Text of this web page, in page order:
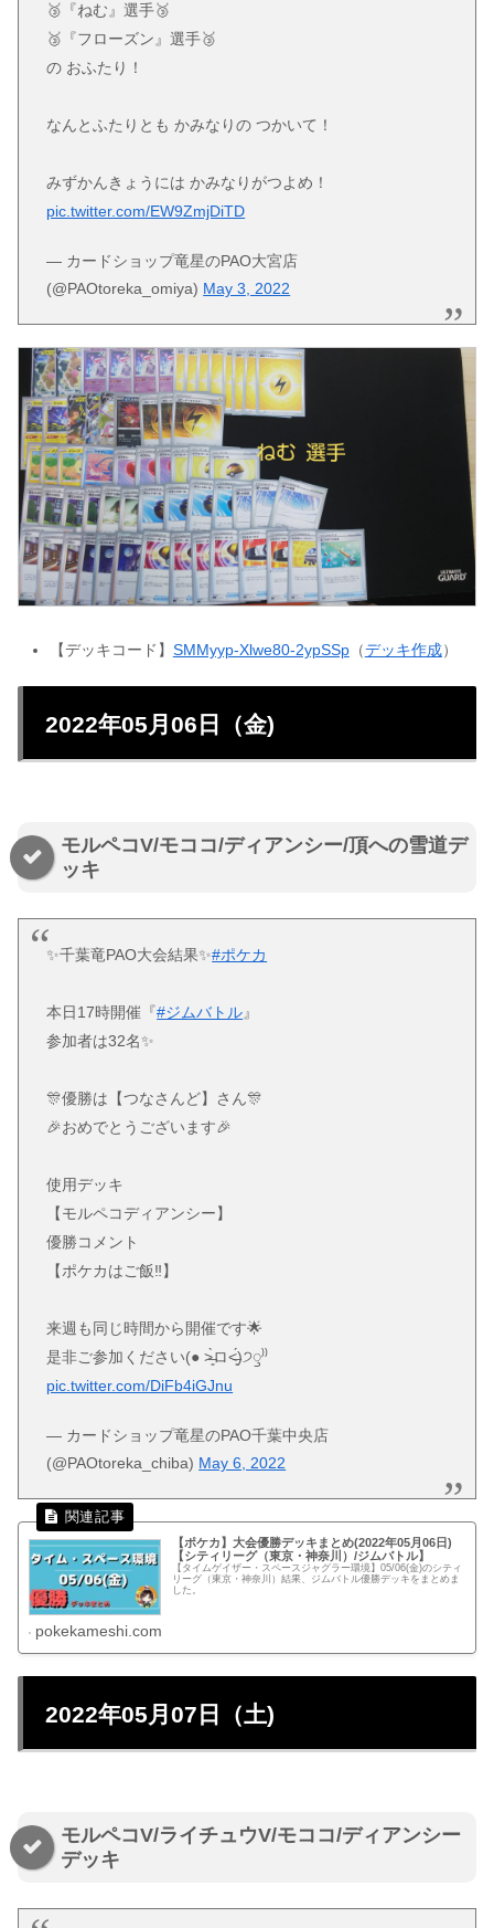
🥉『ねむ』選手🥉
🥉『フローズン』選手🥉
の おふたり！
なんとふたりとも かみなりの つかいて！
みずかんきょうには かみなりがつよめ！
pic.twitter.com/EW9ZmjDiTD
— カードショップ竜星のPAO大宮店
(@PAOtoreka_omiya) May 3, 2022
【デッキコード】 SMMyyp-Xlwe80-2ypSSp（デッキ作成）
2022年05月06日（金)
モルペコV/モココ/ディアンシー/頂への雪道デ
ッキ
✨千葉竜PAO大会結果✨#ポケカ
本日17時開催『#ジムバトル』
参加者は32名✨
🎊優勝は【つなさんど】さん🎊
🎉おめでとうございます🎉
使用デッキ
【モルペコディアンシー】
優勝コメント
【ポケカはご飯‼️】
来週も同じ時間から開催です🌟
是非ご参加ください(● ˃̶͈̀ロ˂̶͈́)੭ꠥ⁾⁾
pic.twitter.com/DiFb4iGJnu
— カードショップ竜星のPAO千葉中央店
(@PAOtoreka_chiba) May 6, 2022
【ポケカ】大会優勝デッキまとめ(2022年05月06日)
【シティリーグ（東京・神奈川）/ジムバトル】
【タイムゲイザー・スペースジャグラー環境】05/06(金)のシティ
リーグ（東京・神奈川）結果、ジムバトル優勝デッキをまとめま
した。
pokekameshi.com
2022年05月07日（土)
モルペコV/ライチュウV/モココ/ディアンシー
デッキ